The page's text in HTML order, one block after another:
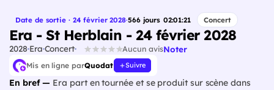
Date de sortie · 24 février 2028·566jours 02:01:20 Concert
Era - St Herblain - 24 février 2028
2028 Era Concert Aucun avisNoter
Mis en ligne parQuodat Suivre
En bref — Era part en tournée et se produit sur scène dans